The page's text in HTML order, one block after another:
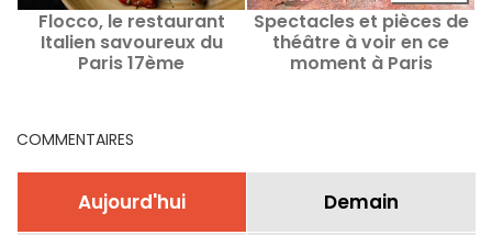
Flocco, le restaurant
Italien savoureux du
Paris 17ème
Spectacles et pièces de
théâtre à voir en ce
moment à Paris
COMMENTAIRES
Aujourd'hui Demain